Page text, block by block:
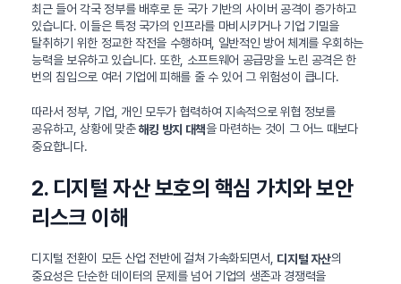
최근 들어 각국 정부를 배후로 둔 국가 기반의 사이버 공격이 증가하고
있습니다. 이들은 특정 국가의 인프라를 마비시키거나 기업 기밀을
탈취하기 위한 정교한 작전을 수행하며, 일반적인 방어 체계를 우회하는
능력을 보유하고 있습니다. 또한, 소프트웨어 공급망을 노린 공격은 한
번의 침입으로 여러 기업에 피해를 줄 수 있어 그 위험성이 큽니다.
따라서 정부, 기업, 개인 모두가 협력하여 지속적으로 위협 정보를
공유하고, 상황에 맞춘해킹 방지 대책을 마련하는 것이 그 어느 때보다
중요합니다.
2. 디지털 자산 보호의 핵심 가치와 보안
리스크 이해
디지털 전환이 모든 산업 전반에 걸쳐 가속화되면서, 디지털 자산의
중요성은 단순한 데이터의 문제를 넘어 기업의 생존과 경쟁력을